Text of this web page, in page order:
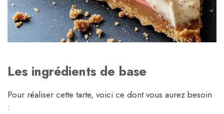
Les ingrédients de base
Pour réaliser cette tarte, voici ce dont vous aurez besoin
: